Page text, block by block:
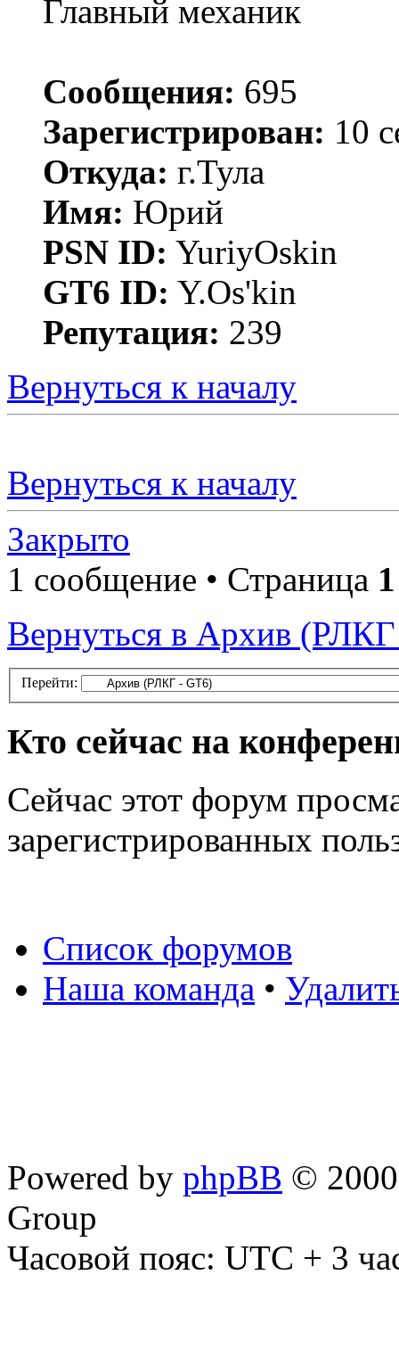
Главный механик
Сообщения: 695
Зарегистрирован: 10
Откуда: г.Тула
Имя: Юрий
PSN ID: YuriyOskin
GT6 ID: Y.Os'kin
Репутация: 239
Вернуться к началу
Вернуться к началу
Закрыто
1 сообщение • Страница 1
Вернуться в Архив
Перейти:
Кто сейчас на
Сейчас этот форум
зарегистрированных
Список форумов
Наша команда •
Powered by phpBB ©
Group
Часовой пояс: UTC + 3